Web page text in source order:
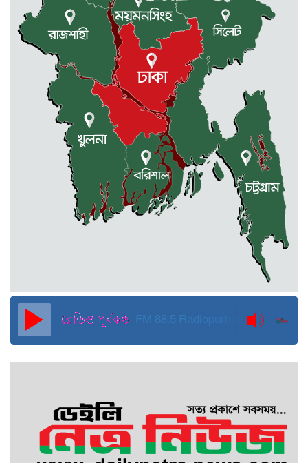
সরকারের ফ্যামিলি কার্ড কার্যক্রম
বাস্তবায়নে ব্যয় ২০০০ কোটি টাকা
মোহনগঞ্জে কর্মস্থলেই অসুস্থ- রক্তবমির পর
প্রাণ গেল স্বাস্থ্য কর্মকর্তার
কুড়িগ্রামে বন্যাদুর্গতদের জন্য বরাদ্দকৃত
৩০ মেট্রিক টন চাল,একমুঠোও জোটেনি
ক্ষতিগ্রস্ত মানুষের ভাগ্যে
জুলাই ব্যবসা ও হাদি ব্যবসা চালু রাখতে
হবে: মাহমুদা মিতু
দুবাইয়ে কারাগার থেকে মুক্তি পেয়েছেন
পুলিশের সাবেক মহাপরিদর্শক বেনজীর
আহমেদ
FM 88.5 Radiopurbakantho